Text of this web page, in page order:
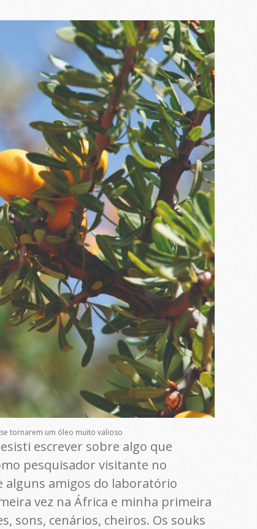
tornarem um óleo muito valioso
escrever sobre algo que
pesquisador visitante no
alguns amigos do laboratório
vez na África e minha primeira
sons, cenários, cheiros. Os souks